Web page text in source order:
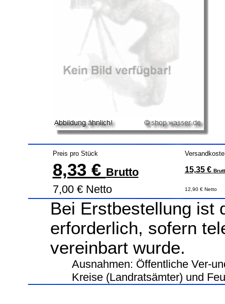
Preis pro Stück
8,33 € Brutto 15,35 €
7,00 € Netto 12,90 € Netto
Bei Erstbestellung ist
erforderlich, sofern
vereinbart wurde.
Ausnahmen: Öffentliche Ver-
Kreise (Landratsämter) und